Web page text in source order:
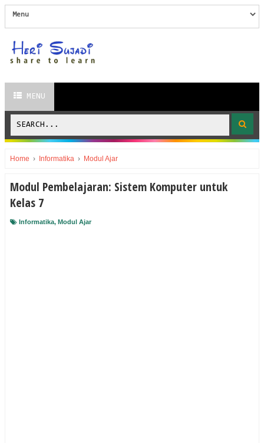
MENU
Home › Informatika › Modul Ajar
Modul Pembelajaran: Sistem Komputer untuk
Kelas 7
Informatika, Modul Ajar